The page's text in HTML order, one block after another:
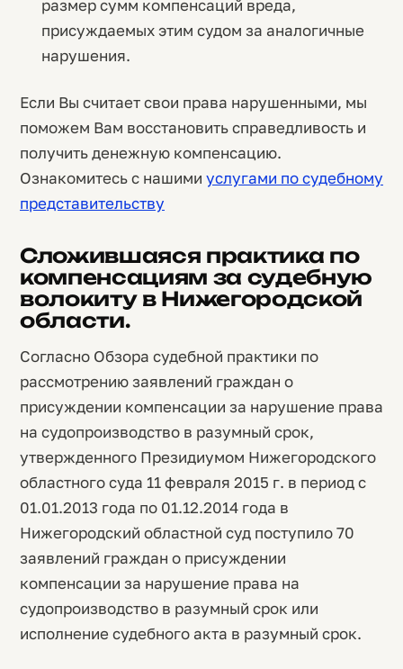
размер сумм компенсаций вреда,
присуждаемых этим судом за аналогичные
нарушения.
Если Вы считает свои права нарушенными, мы
поможем Вам восстановить справедливость и
получить денежную компенсацию.
Ознакомитесь с нашими услугами по судебному
представительству
Сложившаяся практика по
компенсациям за судебную
волокиту в Нижегородской
области.
Согласно Обзора судебной практики по
рассмотрению заявлений граждан о
присуждении компенсации за нарушение права
на судопроизводство в разумный срок,
утвержденного Президиумом Нижегородского
областного суда 11 февраля 2015 г. в период с
01.01.2013 года по 01.12.2014 года в
Нижегородский областной суд поступило 70
заявлений граждан о присуждении
компенсации за нарушение права на
судопроизводство в разумный срок или
исполнение судебного акта в разумный срок.